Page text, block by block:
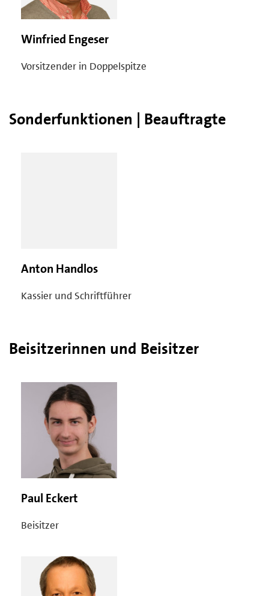
Winfried Engeser
Vorsitzender in Doppelspitze
Sonderfunktionen | Beauftragte
Anton Handlos
Kassier und Schriftführer
Beisitzerinnen und Beisitzer
Paul Eckert
Beisitzer